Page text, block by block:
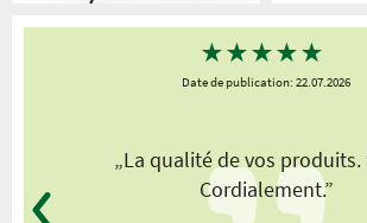
★★★★★
Date de publication: 22.07.2026
„La qualité de vos produits.
Cordialement.”